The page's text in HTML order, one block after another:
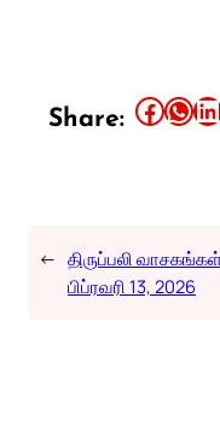
Share: Share this article on Facebook Share this article on WhatsApp Share this article on LinkedIn
← திருப்பலி
பிப்ரவரி 13, 2026